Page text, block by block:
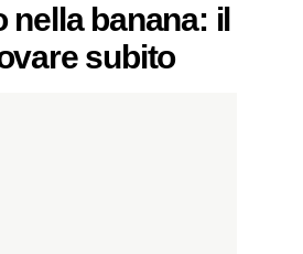
nella banana: il
subito